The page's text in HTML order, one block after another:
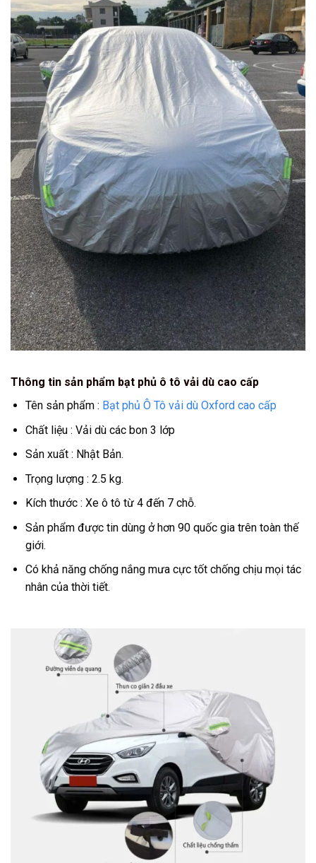
Thông tin sản phẩm bạt phủ ô tô vải dù cao cấp
Tên sản phẩm : Bạt phủ Ô Tô vải dù Oxford cao cấp
Chất liệu : Vải dù các bon 3 lớp
Sản xuất : Nhật Bản.
Trọng lượng : 2.5 kg.
Kích thước : Xe ô tô từ 4 đến 7 chỗ.
Sản phẩm được tin dùng ở hơn 90 quốc gia trên toàn thế
giới.
Có khả năng chống nắng mưa cực tốt chống chịu mọi tác
nhân của thời tiết.